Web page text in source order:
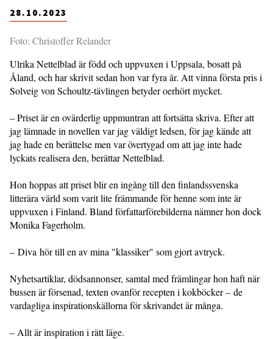
28.10.2023
Foto: Christoffer Relander
Ulrika Nettelblad är född och uppvuxen i Uppsala, bosatt på
Åland, och har skrivit sedan hon var fyra år. Att vinna första pris i
Solveig von Schoultz-tävlingen betyder oerhört mycket.
– Priset är en ovärderlig uppmuntran att fortsätta skriva. Efter att
jag lämnade in novellen var jag väldigt ledsen, för jag kände att
jag hade en berättelse men var övertygad om att jag inte hade
lyckats realisera den, berättar Nettelblad.
Hon hoppas att priset blir en ingång till den finlandssvenska
litterära värld som varit lite främmande för henne som inte är
uppvuxen i Finland. Bland författarförebilderna nämner hon dock
Monika Fagerholm.
– Diva hör till en av mina "klassiker" som gjort avtryck.
Nyhetsartiklar, dödsannonser, samtal med främlingar hon haft när
bussen är försenad, texten ovanför recepten i kokböcker – de
vardagliga inspirationskällorna för skrivandet är många.
– Allt är inspiration i rätt läge.